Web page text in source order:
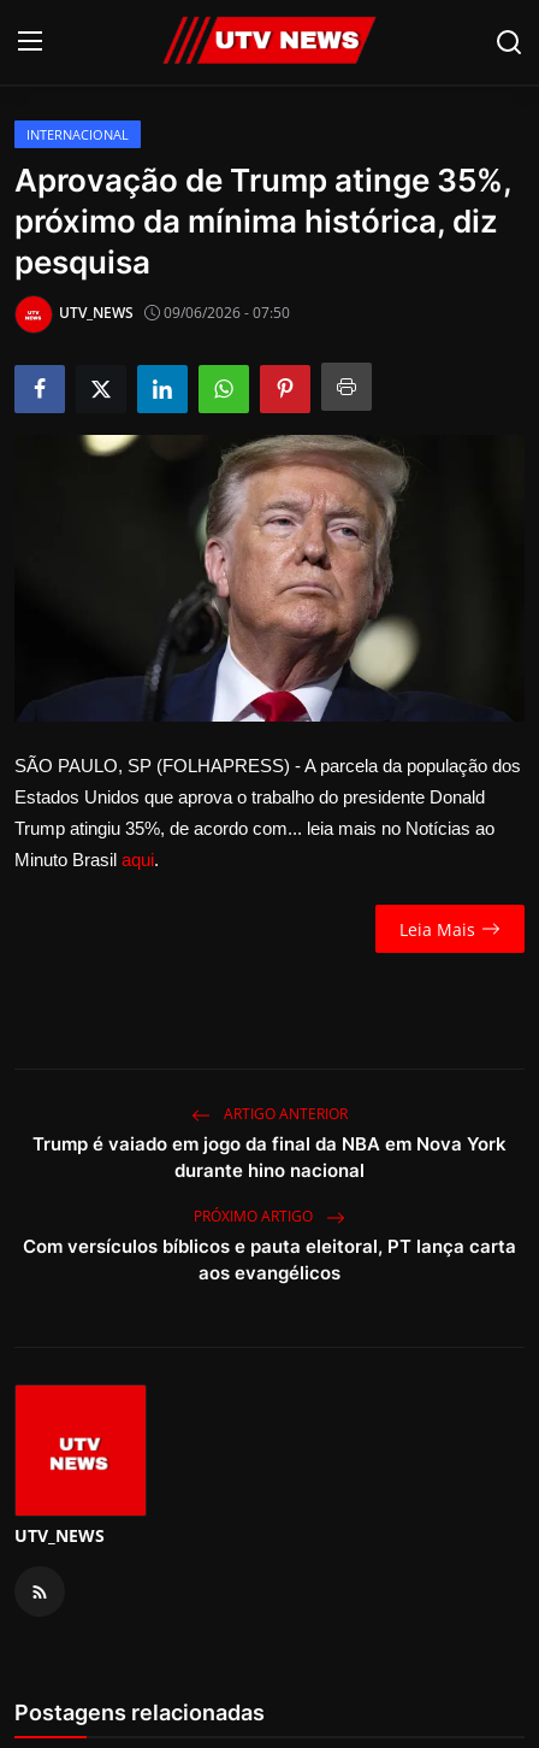
AO VIVO
PIRACICABA
CAMPINAS
LIMEIRA
ESPIRITO SANTO
Economia
Educação
Política
Saúde
INTERNACIONAL
Aprovação de Trump atinge 35%,
próximo da mínima histórica, diz
pesquisa
UTV_NEWS 09/06/2026 - 07:50
SÃO PAULO, SP (FOLHAPRESS) - A parcela da população dos
Estados Unidos que aprova o trabalho do presidente Donald
Trump atingiu 35%, de acordo com... leia mais no Notícias ao
Minuto Brasil aqui.
Leia Mais
ARTIGO ANTERIOR
Trump é vaiado em jogo da final da NBA em Nova York
durante hino nacional
PRÓXIMO ARTIGO
Com versículos bíblicos e pauta eleitoral, PT lança carta
aos evangélicos
UTV_NEWS
Postagens relacionadas